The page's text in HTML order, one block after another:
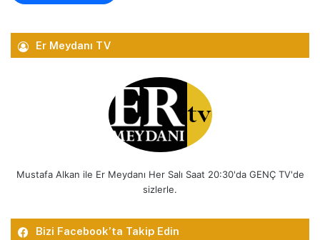
Er Meydanı TV
Mustafa Alkan ile Er Meydanı Her Salı Saat 20:30'da GENÇ TV'de
sizlerle.
Bizi Facebook’ta Takip Edin